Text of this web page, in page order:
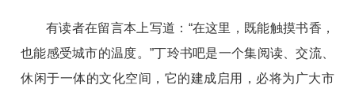
有读者在留言本上写道：“在这里，既能触摸书香，
也能感受城市的温度。”丁玲书吧是一个集阅读、交流、
休闲于一体的文化空间，它的建成启用，必将为广大市